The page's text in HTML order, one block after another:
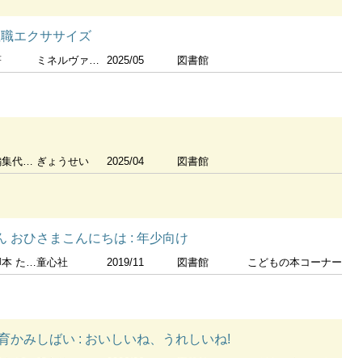
エクササイズ
ミネルヴァ書房 2025/05 図書館
子編集協力 ぎょうせい 2025/04 図書館
おひさまこんにちは : 年少向け
うこ絵 童心社 2019/11 図書館 こどもの本コーナー
かみしばい : おいしいね、うれしいね!